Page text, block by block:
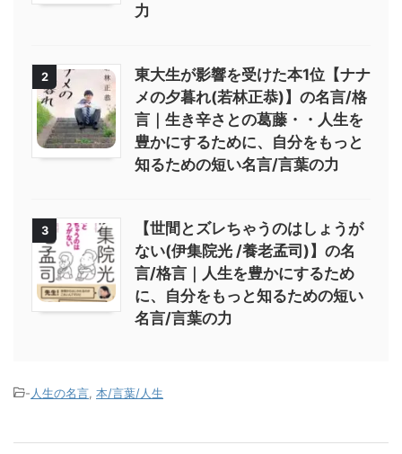
力
2
東大生が影響を受けた本1位【ナナ
メの夕暮れ(若林正恭)】の名言/格
言｜生き辛さとの葛藤・・人生を
豊かにするために、自分をもっと
知るための短い名言/言葉の力
3
【世間とズレちゃうのはしょうが
ない(伊集院光 /養老孟司)】の名
言/格言｜人生を豊かにするため
に、自分をもっと知るための短い
名言/言葉の力
- 人生の名言 本/言葉/人生